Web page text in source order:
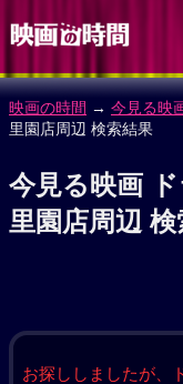
映画の時間 → 今見る映
里園店周辺 検索結果
今見る映画
里園店周辺
お探ししましたが、